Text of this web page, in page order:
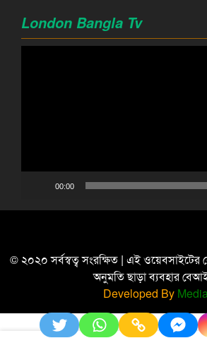
London Bangla Tv
00:00
© ২০২০ সর্বস্বত্ব সংরক্ষিত | এই ওয়েবসাইটের
অনুমতি ছাড়া ব্যবহার
Developed By